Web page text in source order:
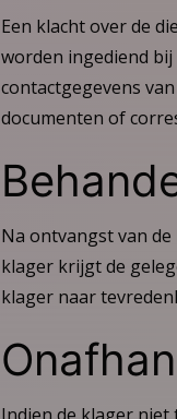
Een klacht over de
worden ingediend bij
contactgegevens
documenten of
Na ontvangst van
klager krijgt de
klager naar